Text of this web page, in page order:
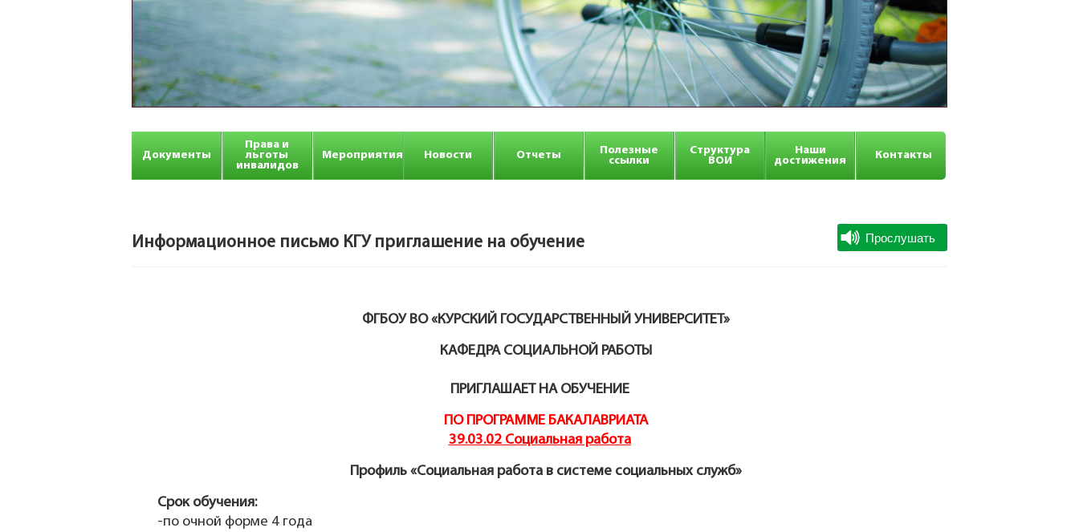
Документы
Права и
льготы
инвалидов
Мероприятия Новости Отчеты
Полезные
ссылки
Структура
ВОИ
Наши
достижения
Контакты
Информационное письмо КГУ приглашение на обучение
ФГБОУ ВО «КУРСКИЙ ГОСУДАРСТВЕННЫЙ УНИВЕРСИТЕТ»
КАФЕДРА СОЦИАЛЬНОЙ РАБОТЫ
ПРИГЛАШАЕТ НА ОБУЧЕНИЕ
ПО ПРОГРАММЕ БАКАЛАВРИАТА
39.03.02 Социальная работа
Профиль «Социальная работа в системе социальных служб»
Срок обучения:
-по очной форме 4 года